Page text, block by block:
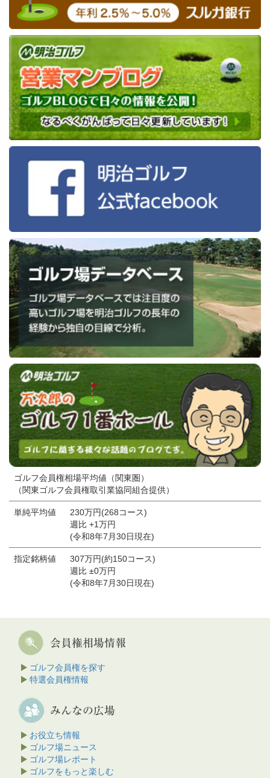
ゴルフ会員権相場平均値（関東圏）
（関東ゴルフ会員権取引業協同組合提供）
単純平均値
230万円(268コース)
週比 +1万円
(令和8年7月30日現在)
指定銘柄値
307万円(約150コース)
週比 ±0万円
(令和8年7月30日現在)
ゴルフ会員権を探す
特選会員権情報
お役立ち情報
ゴルフ場ニュース
ゴルフ場レポート
ゴルフをもっと楽しむ